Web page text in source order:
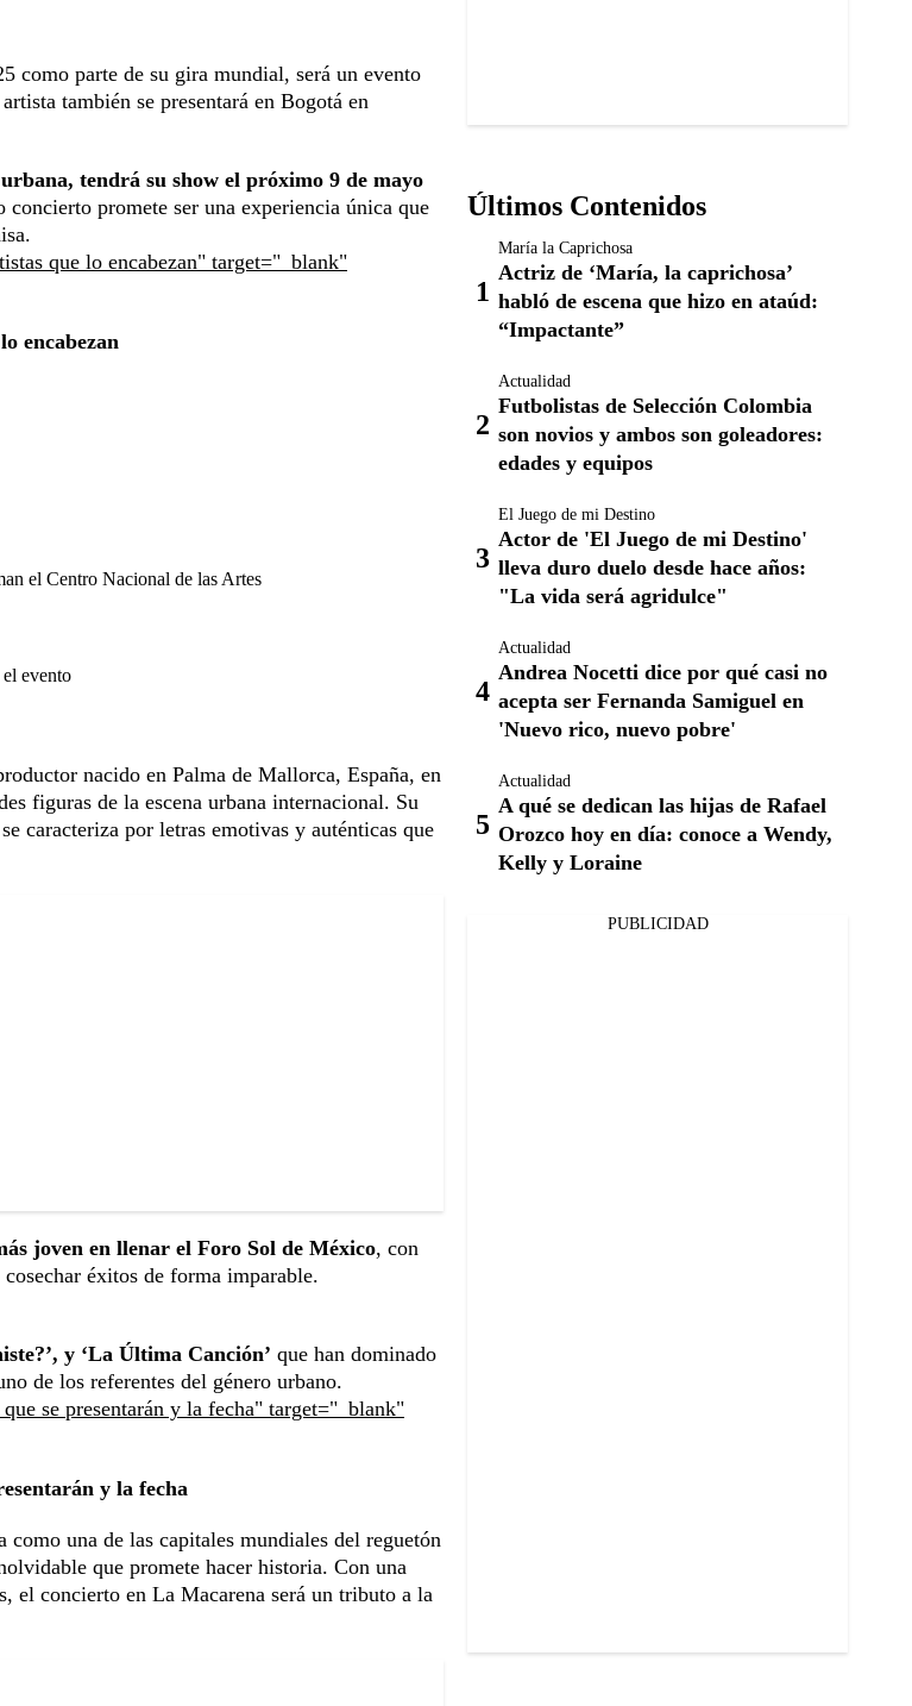
como parte de su gira mundial, será un evento
también se presentará en Bogotá en
tendrá su show el próximo 9 de mayo
promete ser una experiencia única que
que lo encabezan" target="_blank"
encabezan
el Centro Nacional de las Artes
evento
nacido en Palma de Mallorca, España, en
figuras de la escena urbana internacional. Su
caracteriza por letras emotivas y auténticas que
joven en llenar el Foro Sol de México, con
éxitos de forma imparable.
y ‘La Última Canción’ que han dominado
de los referentes del género urbano.
se presentarán y la fecha" target="_blank"
y la fecha
una de las capitales mundiales del reguetón
que promete hacer historia. Con una
el concierto en La Macarena será un tributo a la
Últimos Contenidos
María la Caprichosa
Actriz de ‘María, la caprichosa’
habló de escena que hizo en ataúd:
“Impactante”
Actualidad
Futbolistas de Selección Colombia
son novios y ambos son goleadores:
edades y equipos
El Juego de mi Destino
Actor de 'El Juego de mi Destino'
lleva duro duelo desde hace años:
"La vida será agridulce"
Actualidad
Andrea Nocetti dice por qué casi no
acepta ser Fernanda Samiguel en
'Nuevo rico, nuevo pobre'
Actualidad
A qué se dedican las hijas de Rafael
Orozco hoy en día: conoce a Wendy,
Kelly y Loraine
PUBLICIDAD